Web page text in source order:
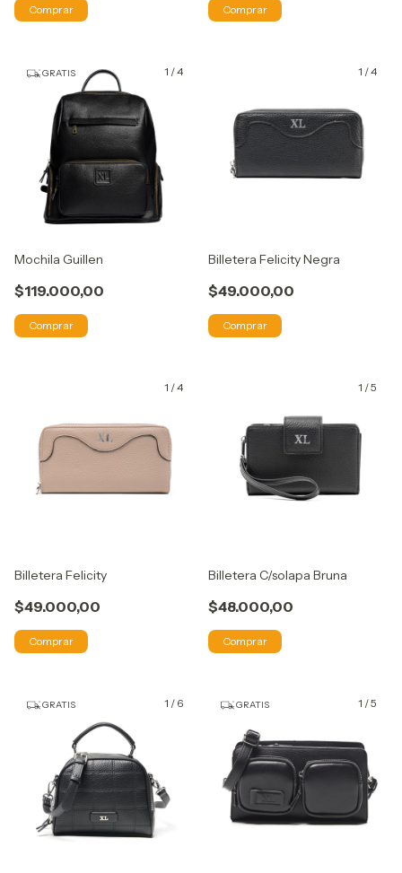
Comprar Comprar
1 /4
GRATIS
Mochila Guillen
$119.000,00
Comprar
1 /4
Billetera Felicity Negra
$49.000,00
Comprar
1 /4
Billetera Felicity
$49.000,00
Comprar
1 /5
Billetera C/solapa Bruna
$48.000,00
Comprar
1 / 6
GRATIS 1 /5
GRATIS